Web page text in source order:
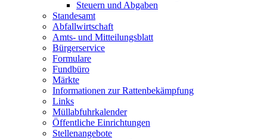
Steuern und Abgaben
Standesamt
Abfallwirtschaft
Amts- und Mitteilungsblatt
Bürgerservice
Formulare
Fundbüro
Märkte
Informationen zur Rattenbekämpfung
Links
Müllabfuhrkalender
Öffentliche Einrichtungen
Stellenangebote